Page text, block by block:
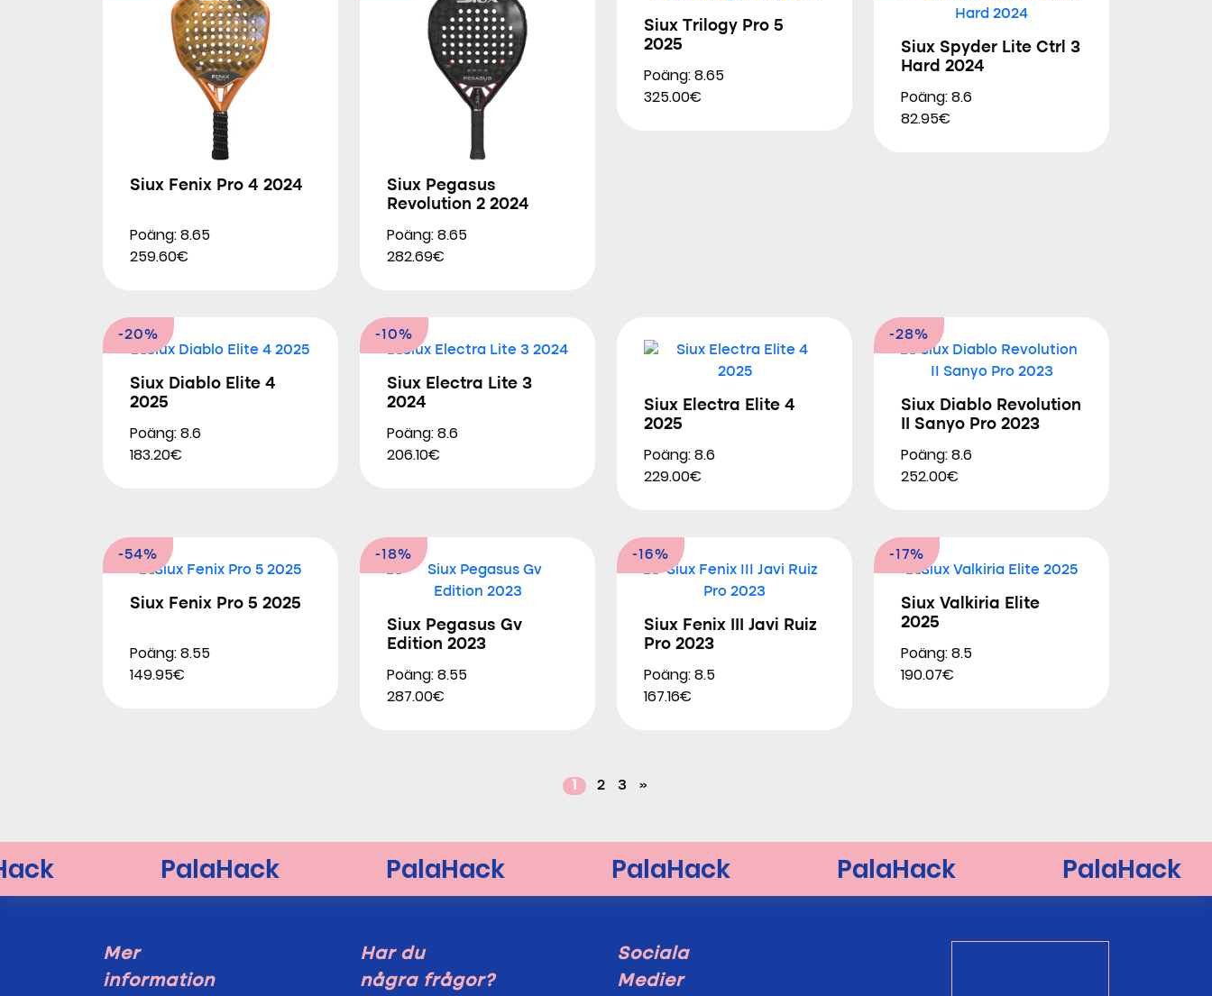
Siux Fenix Pro 4 2024
Poäng: 8.65
259.60€
Siux Pegasus
Revolution 2 2024
Poäng: 8.65
282.69€
Siux Trilogy Pro 5
2025
Poäng: 8.65
325.00€
Siux Spyder Lite Ctrl 3
Hard 2024
Poäng: 8.6
82.95€
-20%
Siux Diablo Elite 4
2025
Poäng: 8.6
183.20€
-10%
Siux Electra Lite 3
2024
Poäng: 8.6
206.10€
Siux Electra Elite 4
2025
Poäng: 8.6
229.00€
-28%
Siux Diablo Revolution
II Sanyo Pro 2023
Poäng: 8.6
252.00€
-54%
Siux Fenix Pro 5 2025
Poäng: 8.55
149.95€
-18%
Siux Pegasus Gv
Edition 2023
Poäng: 8.55
287.00€
-16%
Siux Fenix III Javi Ruiz
Pro 2023
Poäng: 8.5
167.16€
-17%
Siux Valkiria Elite
2025
Poäng: 8.5
190.07€
1 2 3 »
Mer
information
Har du
några frågor?
Sociala
Medier